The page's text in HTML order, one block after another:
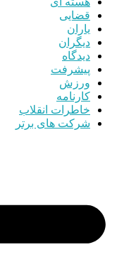
قضایی
یاران
دیگران
دیدگاه
پیشرفت
ورزش
کارنامه
خاطرات انقلاب
شرکت های برتر